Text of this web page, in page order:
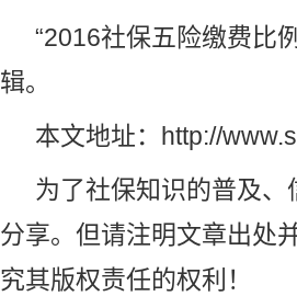
“2016社保五险缴费比
辑。
本文地址：
http://
为了社保知识的普及、
分享。但请注明文章出处
究其版权责任的权利！